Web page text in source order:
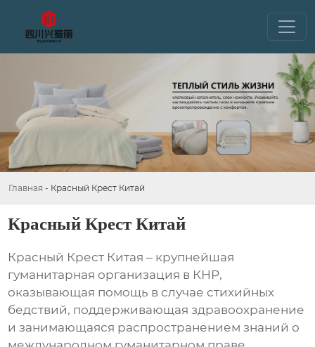
Главная - Красный Крест Китай
Красный Крест Китай
Красный Крест Китая – крупнейшая
гуманитарная организация в КНР,
оказывающая помощь в случае стихийных
бедствий, поддерживающая здравоохранение
и занимающаяся распространением знаний о